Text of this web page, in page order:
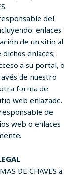
del
enlaces
de un sitio al
enlaces;
a su portal, o
de nuestro
forma de
web enlazado.
responsable de
web o enlaces
DE CHAVES a